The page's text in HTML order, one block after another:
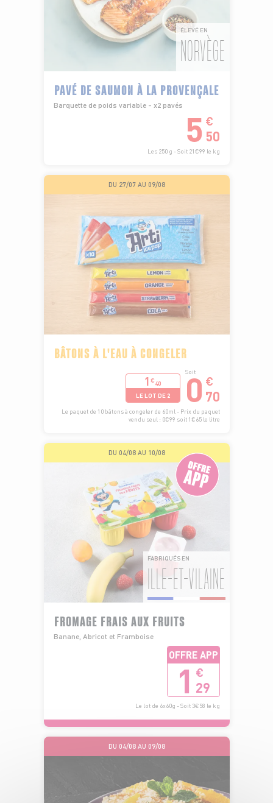
ÉLEVÉ EN
NORVÈGE
PAVÉ DE SAUMON À LA PROVENÇALE
Barquette de poids variable - x2 pavés
5 €
50
Les 250 g - Soit 21€99 le kg
DU 27/07 AU 09/08
BÂTONS À L'EAU À CONGELER
1€40
LE LOT DE 2
Soit
0 €
70
Le paquet de 10 bâtons à congeler de 60ml - Prix du paquet
vendu seul : 0€99 soit 1€65 le litre
DU 04/08 AU 10/08
FABRIQUÉS EN
ILLE-ET-VILAINE
FROMAGE FRAIS AUX FRUITS
Banane, Abricot et Framboise
OFFRE APP
1 €
29
Le lot de 6x60g - Soit 3€58 le kg
DU 04/08 AU 09/08